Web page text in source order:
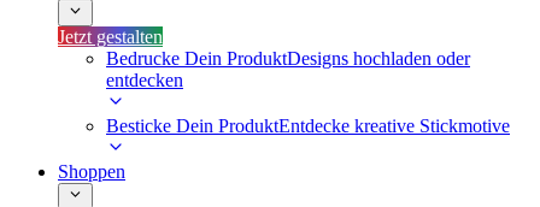
Jetzt gestalten
Bedrucke Dein ProduktDesigns hochladen oder
entdecken
Besticke Dein ProduktEntdecke kreative Stickmotive
Shoppen